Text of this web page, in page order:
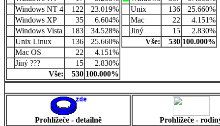
Windows NT 4
122
23.019%
Windows XP
35
6.604%
Windows Vista
183
34.528%
Unix Linux
136
25.660%
Mac OS
22
4.151%
Jiný ???
15
2.830%
Vše:
530 100.000%
Unix
136
25.660%
Mac
22
4.151%
Jiný
15
2.830%
Vše:
530 100.000%
Prohlížeče - detailně
Prohlížeče -